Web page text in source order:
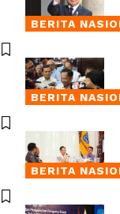
BERITA
BERITA
BERITA